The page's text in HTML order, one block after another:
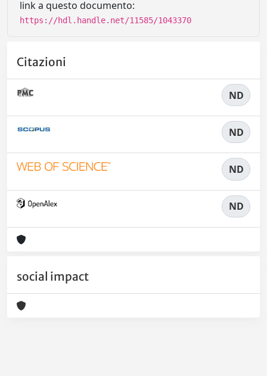
link a questo documento:
https://hdl.handle.net/11585/1043370
Citazioni
ND
ND
ND
ND
social impact